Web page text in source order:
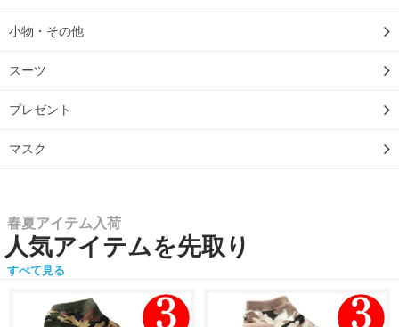
小物・その他
スーツ
プレゼント
マスク
春夏アイテム入荷
人気アイテムを先取り
すべて見る